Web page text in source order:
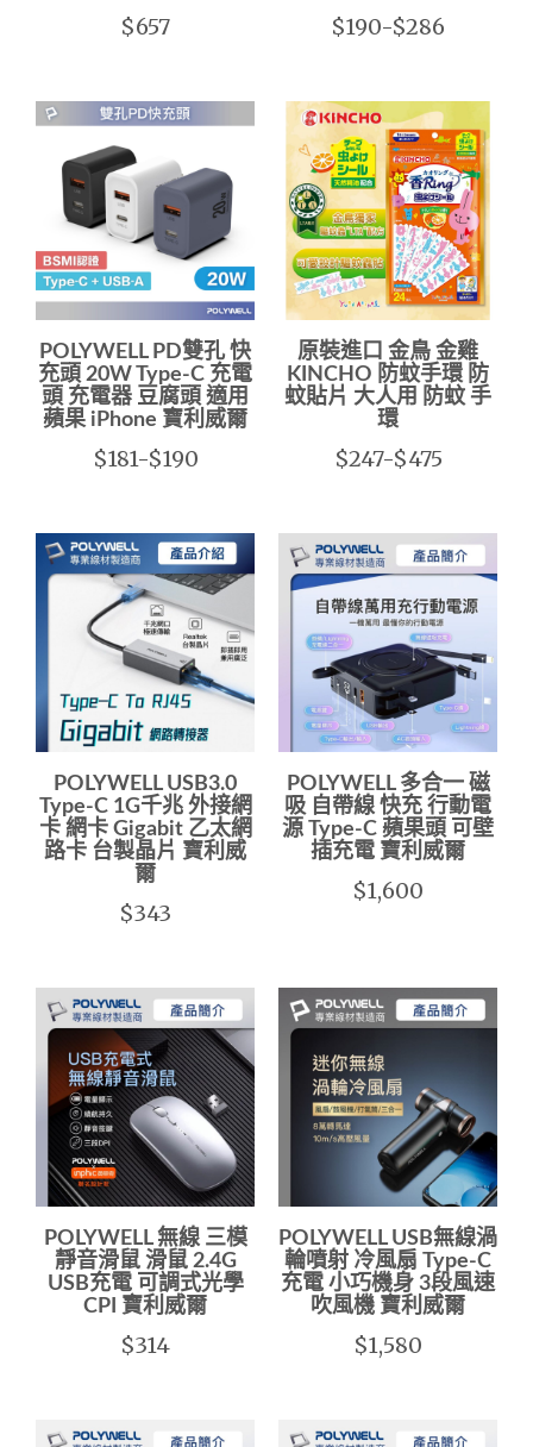
$657 $190-$286
POLYWELL PD雙孔 快
充頭 20W Type-C 充電
頭 充電器 豆腐頭 適用
蘋果 iPhone 寶利威爾
$181-$190
原裝進口 金鳥 金雞
KINCHO 防蚊手環 防
蚊貼片 大人用 防蚊 手
環
$247-$475
POLYWELL USB3.0
Type-C 1G千兆 外接網
卡 網卡 Gigabit 乙太網
路卡 台製晶片 寶利威
爾
$343
POLYWELL 多合一 磁
吸 自帶線 快充 行動電
源 Type-C 蘋果頭 可壁
插充電 寶利威爾
$1,600
POLYWELL 無線 三模
靜音滑鼠 滑鼠 2.4G
USB充電 可調式光學
CPI 寶利威爾
$314
POLYWELL USB無線渦
輪噴射 冷風扇 Type-C
充電 小巧機身 3段風速
吹風機 寶利威爾
$1,580